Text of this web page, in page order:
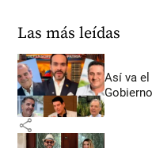
Las más leídas
Así va
share